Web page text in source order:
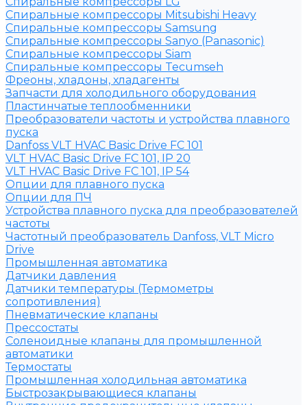
Спиральные компрессоры Mitsubishi Heavy
Спиральные компрессоры Samsung
Спиральные компрессоры Sanyo (Panasonic)
Спиральные компрессоры Siam
Спиральные компрессоры Tecumseh
Фреоны, хладоны, хладагенты
Запчасти для холодильного оборудования
Пластинчатые теплообменники
Преобразователи частоты и устройства плавного
пуска
Danfoss VLT HVAC Basic Drive FC 101
VLT HVAC Basic Drive FC 101, IP 20
VLT HVAC Basic Drive FC 101, IP 54
Опции для плавного пуска
Опции для ПЧ
Устройства плавного пуска для преобразователей
частоты
Частотный преобразователь Danfoss, VLT Micro
Drive
Промышленная автоматика
Датчики давления
Датчики температуры (Термометры
сопротивления)
Пневматические клапаны
Прессостаты
Соленоидные клапаны для промышленной
автоматики
Термостаты
Промышленная холодильная автоматика
Быстрозакрывающиеся клапаны